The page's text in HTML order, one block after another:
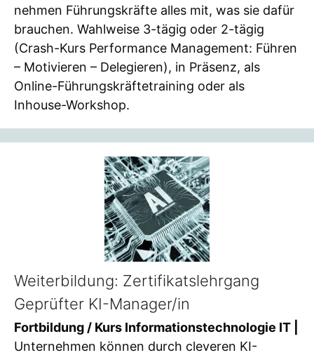
nehmen Führungskräfte alles mit, was sie dafür
brauchen. Wahlweise 3-tägig oder 2-tägig
(Crash-Kurs Performance Management: Führen
– Motivieren – Delegieren), in Präsenz, als
Online-Führungskräftetraining oder als
Inhouse-Workshop.
Weiterbildung: Zertifikatslehrgang
Geprüfter KI-Manager/in
Fortbildung / Kurs Informationstechnologie IT |
Unternehmen können durch cleveren KI-